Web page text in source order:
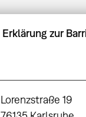
Erklärung zur
Lorenzstraße 19